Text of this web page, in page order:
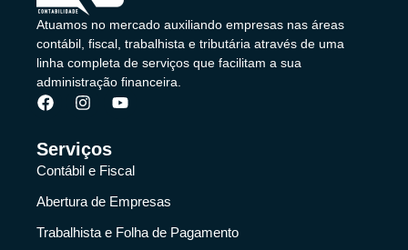
Atuamos no mercado auxiliando empresas nas áreas
contábil, fiscal, trabalhista e tributária através de uma
linha completa de serviços que facilitam a sua
administração financeira.
Serviços
Contábil e Fiscal
Abertura de Empresas
Trabalhista e Folha de Pagamento